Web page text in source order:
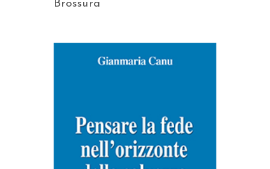
Brossura
AGGIUNGI AL CARRELLO